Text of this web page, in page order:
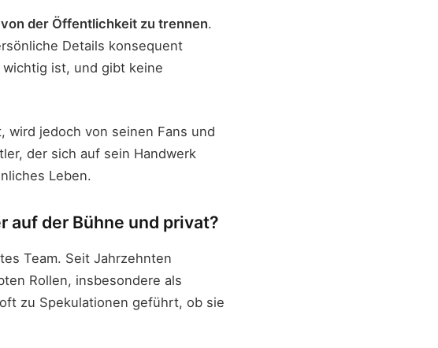
der Öffentlichkeit zu trennen.
Details konsequent
ist, und gibt keine
wird jedoch von seinen Fans und
der sich auf sein Handwerk
Leben.
auf der Bühne und privat?
Team. Seit Jahrzehnten
Rollen, insbesondere als
zu Spekulationen geführt, ob sie